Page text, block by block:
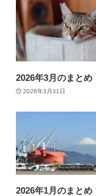
2026年3月のまとめ
2026年3月31日
2026年1月のまとめ